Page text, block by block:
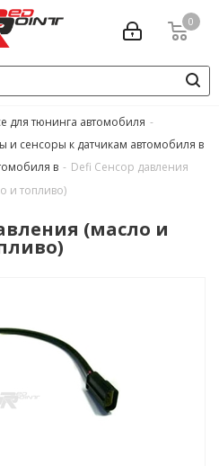
0
для тюнинга автомобиля -
и сенсоры к датчикам автомобиля в
в - Defi Сенсор давления
и топливо)
(масло и